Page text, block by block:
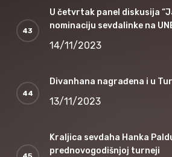
U četvrtak panel diskusija
nominaciju sevdalinke na
14/11/2023
Divanhana nagrađena i u
13/11/2023
Kraljica sevdaha Hanka
prednovogodišnjoj turneji